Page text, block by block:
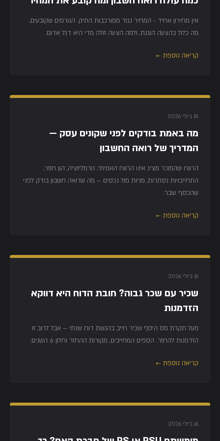
אין מחירון אחיד - המחיר נגזר ממורכבות התיק. הגורמים שקובעים,
מה כלול בהצעה הוגנת, ולמה הצעה זולה מדי היא דגל אדום.
קריאה נוספת ←
18 ביולי 2026
מה באמת בודקים לפני שקונים עסק —
המדריך של רואה החשבון
הרווח שהמוכר מציג אינו הרווח האמיתי. נורמליזציה, הון חוזר,
התחייבויות נסתרות, מניות מול נכסים — מה שרואה חשבון בודק לפני
שהכסף עובר.
קריאה נוספת ←
16 ביולי 2026
שכיר עם שכר גבוה? חובת הדוח היא דווקא
הזדמנות
מעל תקרת מס היסף שכיר חייב בהגשת דוח שנתי — אבל לרוב זו
הזדמנות להחזר. הספים המחייבים, מקורות ההחזר וחלון 6 השנים.
קריאה נוספת ←
16 ביולי 2026